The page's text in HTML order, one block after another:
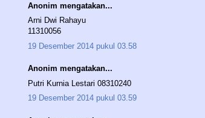
Anonim mengatakan...
Arni Dwi Rahayu
11310056
19 Desember 2014 pukul 03.58
Anonim mengatakan...
Putri Kurnia Lestari 08310240
19 Desember 2014 pukul 03.59